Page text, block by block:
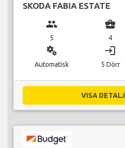
SKODA FABIA ESTATE
group
5
business_center
4
miscellaneous_services
Automatisk
login
5 Dörr
VISA